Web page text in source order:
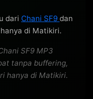
dari Chani SF9 dan
di Matikiri.
SF9 MP3
tanpa buffering,
hanya di Matikiri.